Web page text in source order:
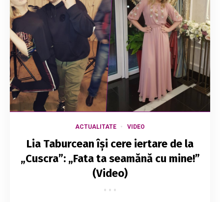
ACTUALITATE VIDEO
Lia Taburcean își cere iertare de la
„Cuscra”: „Fata ta seamănă cu mine!”
(Video)